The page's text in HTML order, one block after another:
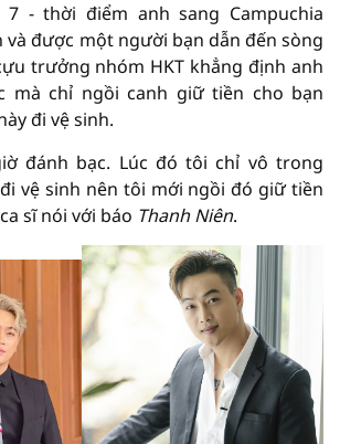
- thời điểm anh sang Campuchia
được một người bạn dẫn đến sòng
trưởng nhóm HKT khẳng định anh
mà chỉ ngồi canh giữ tiền cho bạn
đi vệ sinh.
đánh bạc. Lúc đó tôi chỉ vô trong
vệ sinh nên tôi mới ngồi đó giữ tiền
sĩ nói với báo Thanh Niên.